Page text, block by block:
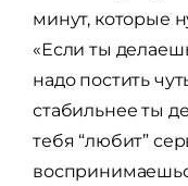
минут, которые
«Если ты
надо постить
стабильнее ты
тебя “любит”